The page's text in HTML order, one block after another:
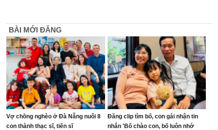
BÀI MỚI ĐĂNG
Vợ chồng nghèo ở Đà Nẵng nuôi 8
con thành thạc sĩ, tiến sĩ
Đăng clip tìm bố, con gái nhận tin
nhắn 'Bố chào con, bố luôn nhớ